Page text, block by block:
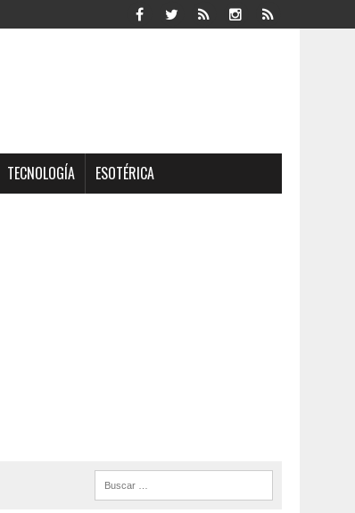
TECNOLOGÍA ESOTÉRICA